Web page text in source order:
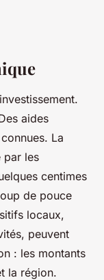
aides
La
par les
centimes
de pouce
locaux,
peuvent
: les montants
la région.